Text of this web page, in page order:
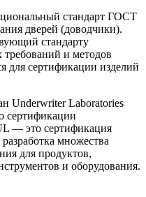
стандарт ГОСТ
дверей (доводчики).
стандарту
требований и методов
для сертификации изделий
Underwriter Laboratories
сертификации
— это сертификация
множества
для продуктов,
и оборудования.